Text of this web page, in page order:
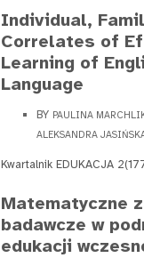
Individual,
Correlates of
Learning of
Language
BY PAULINA
ALEKSANDRA
Kwartalnik EDUKACJA
Matematyczne
badawcze w
edukacji